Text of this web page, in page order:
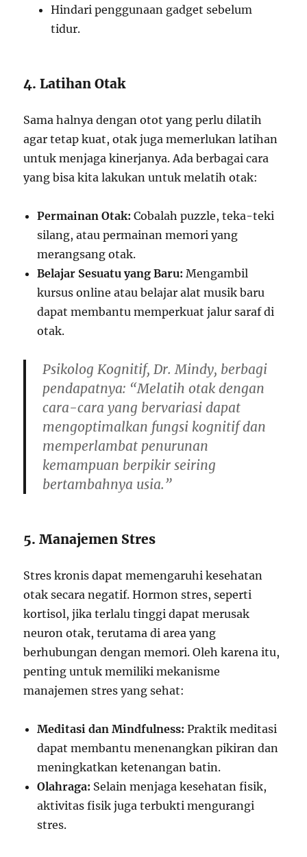
Hindari penggunaan gadget sebelum
tidur.
4. Latihan Otak
Sama halnya dengan otot yang perlu dilatih
agar tetap kuat, otak juga memerlukan latihan
untuk menjaga kinerjanya. Ada berbagai cara
yang bisa kita lakukan untuk melatih otak:
Permainan Otak: Cobalah puzzle, teka-teki
silang, atau permainan memori yang
merangsang otak.
Belajar Sesuatu yang Baru: Mengambil
kursus online atau belajar alat musik baru
dapat membantu memperkuat jalur saraf di
otak.
Psikolog Kognitif, Dr. Mindy, berbagi
pendapatnya: “Melatih otak dengan
cara-cara yang bervariasi dapat
mengoptimalkan fungsi kognitif dan
memperlambat penurunan
kemampuan berpikir seiring
bertambahnya usia.”
5. Manajemen Stres
Stres kronis dapat memengaruhi kesehatan
otak secara negatif. Hormon stres, seperti
kortisol, jika terlalu tinggi dapat merusak
neuron otak, terutama di area yang
berhubungan dengan memori. Oleh karena itu,
penting untuk memiliki mekanisme
manajemen stres yang sehat:
Meditasi dan Mindfulness: Praktik meditasi
dapat membantu menenangkan pikiran dan
meningkatkan ketenangan batin.
Olahraga: Selain menjaga kesehatan fisik,
aktivitas fisik juga terbukti mengurangi
stres.